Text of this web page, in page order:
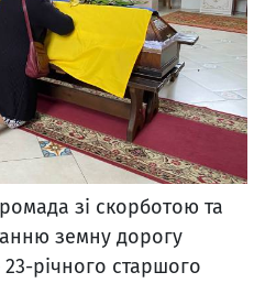
зі скорботою та
земну дорогу
річного старшого